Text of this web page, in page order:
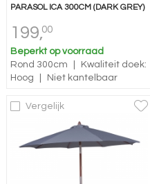
PARASOL ICA 300CM (DARK GREY)
199,00
Beperkt op voorraad
Rond 300cm
Kwaliteit doek:
Hoog
Niet kantelbaar
Vergelijk